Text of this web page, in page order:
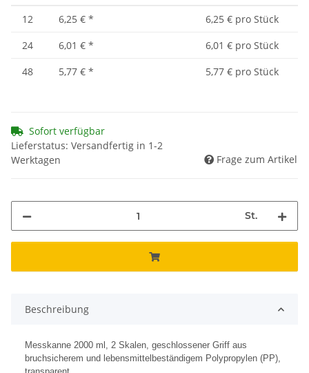
12 6,25 € *
6,25 € pro Stück
24
6,01 € *
6,01 € pro Stück
48
5,77 € * 5,77 € pro Stück
Sofort verfügbar
Lieferstatus: Versandfertig in 1-2
Werktagen
Frage zum Artikel
St.
Beschreibung
Messkanne 2000 ml, 2 Skalen, geschlossener Griff aus
bruchsicherem und lebensmittelbeständigem Polypropylen (PP),